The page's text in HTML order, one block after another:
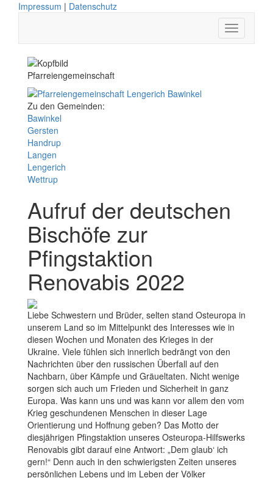
Impressum | Datenschutz
Pfarreiengemeinschaft
Zu den Gemeinden:
Bawinkel
Gersten
Handrup
Langen
Lengerich
Wettrup
Aufruf der deutschen
Bischöfe zur
Pfingstaktion
Renovabis 2022
Liebe Schwestern und Brüder, selten stand Osteuropa in
unserem Land so im Mittelpunkt des Interesses wie in
diesen Wochen und Monaten des Krieges in der
Ukraine. Viele fühlen sich innerlich bedrängt von den
Nachrichten über den russischen Überfall auf den
Nachbarn, über Kämpfe und Gräueltaten. Nicht wenige
sorgen sich auch um Frieden und Sicherheit in ganz
Europa. Was kann uns und was kann vor allem den vom
Krieg geschundenen Menschen in dieser Lage
Orientierung und Hoffnung geben? Das Motto der
diesjährigen Pfingstaktion unseres Osteuropa-Hilfswerks
Renovabis gibt darauf eine Antwort: „Dem glaub‘ ich
gern!“ Denn auch in den schwierigsten Zeiten unseres
persönlichen Lebens und im Leben der Völker